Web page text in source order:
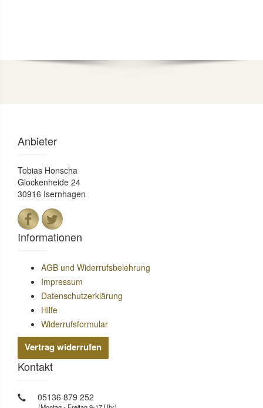
Anbieter
Tobias Honscha
Glockenheide 24
30916 Isernhagen
Informationen
AGB und Widerrufsbelehrung
Impressum
Datenschutzerklärung
Hilfe
Widerrufsformular
Vertrag widerrufen
Kontakt
05136 879 252